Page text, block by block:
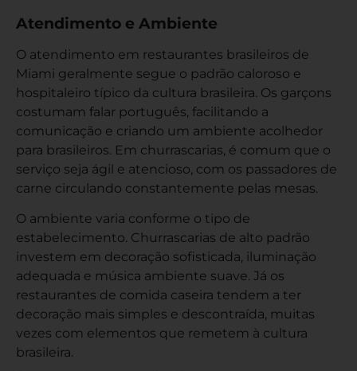
Atendimento e Ambiente
O atendimento em restaurantes brasileiros de
Miami geralmente segue o padrão caloroso e
hospitaleiro típico da cultura brasileira. Os garçons
costumam falar português, facilitando a
comunicação e criando um ambiente acolhedor
para brasileiros. Em churrascarias, é comum que o
serviço seja ágil e atencioso, com os passadores de
carne circulando constantemente pelas mesas.
O ambiente varia conforme o tipo de
estabelecimento. Churrascarias de alto padrão
investem em decoração sofisticada, iluminação
adequada e música ambiente suave. Já os
restaurantes de comida caseira tendem a ter
decoração mais simples e descontraída, muitas
vezes com elementos que remetem à cultura
brasileira.